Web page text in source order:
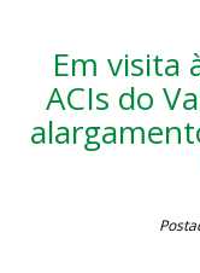
Em visita
ACIs do